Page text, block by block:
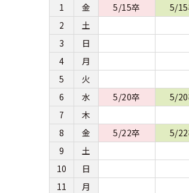
1
金 5/15卒
5/
2
土
3
日
4
月
5
火
6
水 5/20卒
5/
7
木
8
金 5/22卒
5/
9
土
10
日
11
月